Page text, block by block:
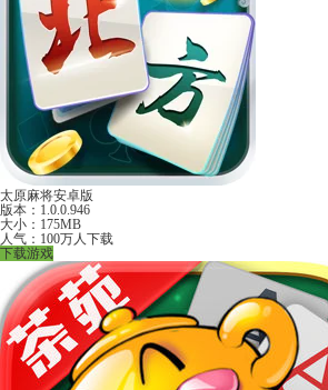
太原麻将安卓版
版本：1.0.0.946
大小：175MB
人气：100万人下载
下载游戏